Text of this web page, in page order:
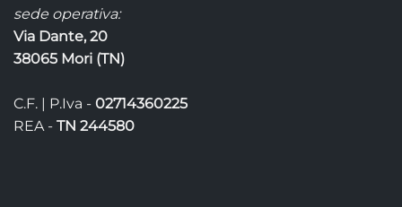
sede operativa:
Via Dante, 20
38065 Mori (TN)
C.F. | P.Iva - 02714360225
REA - TN 244580